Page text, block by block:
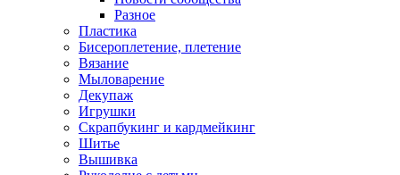
Разное
Пластика
Бисероплетение, плетение
Вязание
Мыловарение
Декупаж
Игрушки
Скрапбукинг и кардмейкинг
Шитье
Вышивка